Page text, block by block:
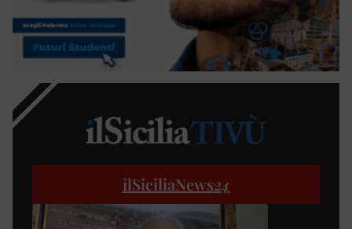
ilSiciliaNews24